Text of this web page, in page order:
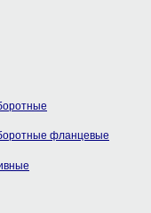
фланцевые